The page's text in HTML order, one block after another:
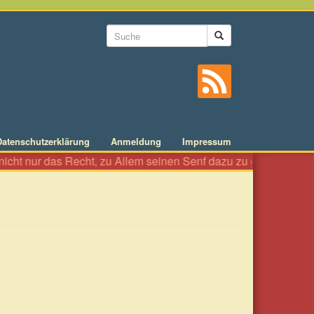
Suchformular
Anmeldung Impressum
nur das Recht, zu Allem seinen Senf dazu zu geben wie an